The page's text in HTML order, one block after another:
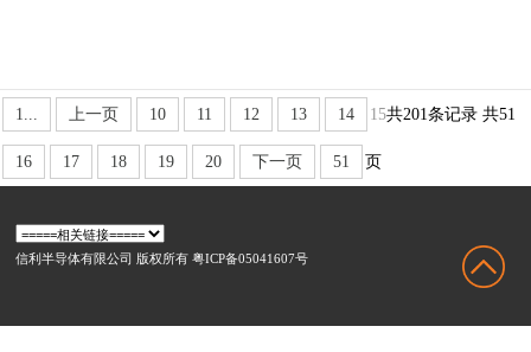
共201条记录
1... 上一页 10 11 12 13 14 15
16 17 18 19 20 下一页 51
共51
页
信利半导体有限公司 版权所有 粤ICP备05041607号